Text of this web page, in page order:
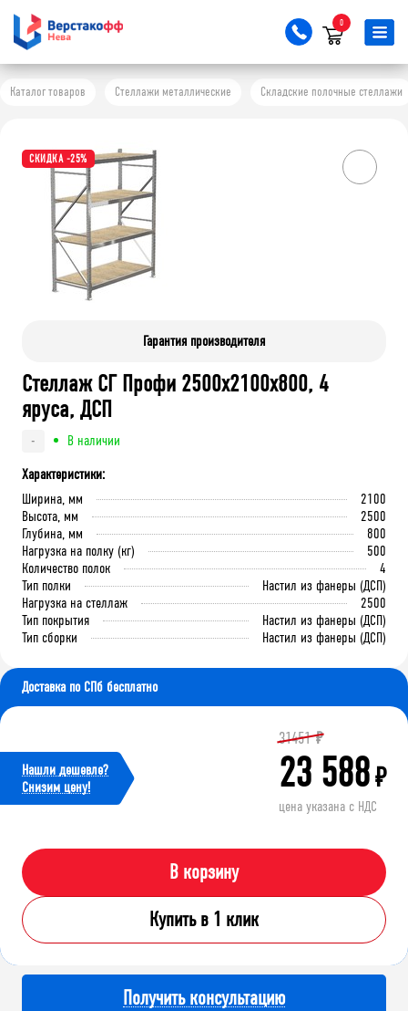
0
Каталог товаров Стеллажи металлические Складские полочные стеллажи
СКИДКА -25%
Гарантия производителя
Стеллаж СГ Профи 2500х2100х800, 4
яруса, ДСП
-
В наличии
Характеристики:
Ширина, мм
2100
Высота, мм
2500
Глубина, мм
800
Нагрузка на полку (кг)
500
Количество полок
4
Тип полки
Настил из фанеры (ДСП)
Нагрузка на стеллаж
2500
Тип покрытия
Настил из фанеры (ДСП)
Тип сборки
Настил из фанеры (ДСП)
Доставка по СПб бесплатно
Нашли дешевле?
Cнизим цену!
31451 ₽
23 588₽
цена указана с НДС
В корзину
Купить в 1 клик
Получить консультацию